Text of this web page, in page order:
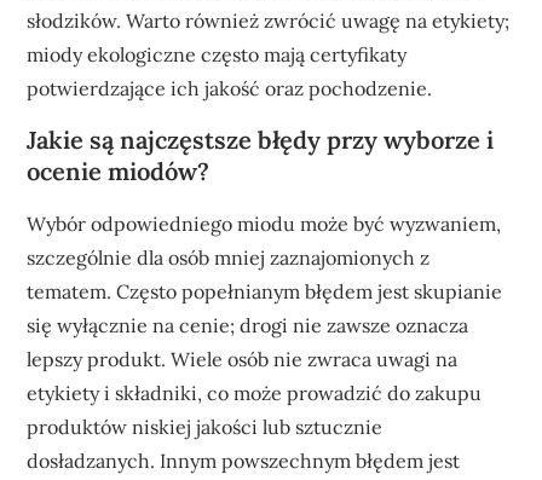
słodzików. Warto również zwrócić uwagę na etykiety;
miody ekologiczne często mają certyfikaty
potwierdzające ich jakość oraz pochodzenie.
Jakie są najczęstsze błędy przy wyborze i
ocenie miodów?
Wybór odpowiedniego miodu może być wyzwaniem,
szczególnie dla osób mniej zaznajomionych z
tematem. Często popełnianym błędem jest skupianie
się wyłącznie na cenie; drogi nie zawsze oznacza
lepszy produkt. Wiele osób nie zwraca uwagi na
etykiety i składniki, co może prowadzić do zakupu
produktów niskiej jakości lub sztucznie
dosładzanych. Innym powszechnym błędem jest